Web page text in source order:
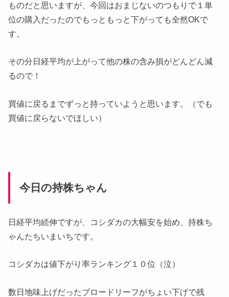
ものだと思いますが、今回はおまじないのつもりで１単
位の購入だったのでもっともっと下がっても全然OKで
す。
その分日経平均が上がって他の株の含み損がどんどん減
るので！
買値に戻るまでずっと持っていようと思います。（でも
買値に戻らないでほしい）
今日の持株ちゃん
日経平均続伸ですが、コシダカの大幅安を始め、持株ち
ゃんたちいまいちです。
コシダカは値下がり率ランキング１０位（泣）
数日地味上げだったブロードリーフがちょい下げで残